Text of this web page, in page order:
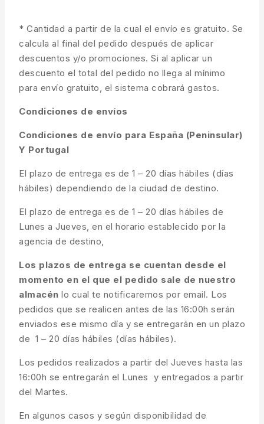
* Cantidad a partir de la cual el envío es gratuito. Se
calcula al final del pedido después de aplicar
descuentos y/o promociones. Si al aplicar un
descuento el total del pedido no llega al mínimo
para envío gratuito, el sistema cobrará gastos.
Condiciones de envíos
Condiciones de envío para España (Peninsular)
Y Portugal
El plazo de entrega es de 1 – 20 días hábiles (días
hábiles) dependiendo de la ciudad de destino.
El plazo de entrega es de 1 – 20 días hábiles de
Lunes a Jueves, en el horario establecido por la
agencia de destino,
Los plazos de entrega se cuentan desde el
momento en el que el pedido sale de nuestro
almacén lo cual te notificaremos por email. Los
pedidos que se realicen antes de las 16:00h serán
enviados ese mismo día y se entregarán en un plazo
de 1 – 20 días hábiles (días hábiles).
Los pedidos realizados a partir del Jueves hasta las
16:00h se entregarán el Lunes y entregados a partir
del Martes.
En algunos casos y según disponibilidad de